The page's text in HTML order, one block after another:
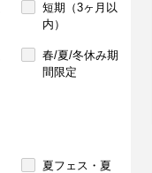
短期（3ヶ月以
内）
春/夏/冬休み期
間限定
夏フェス・夏